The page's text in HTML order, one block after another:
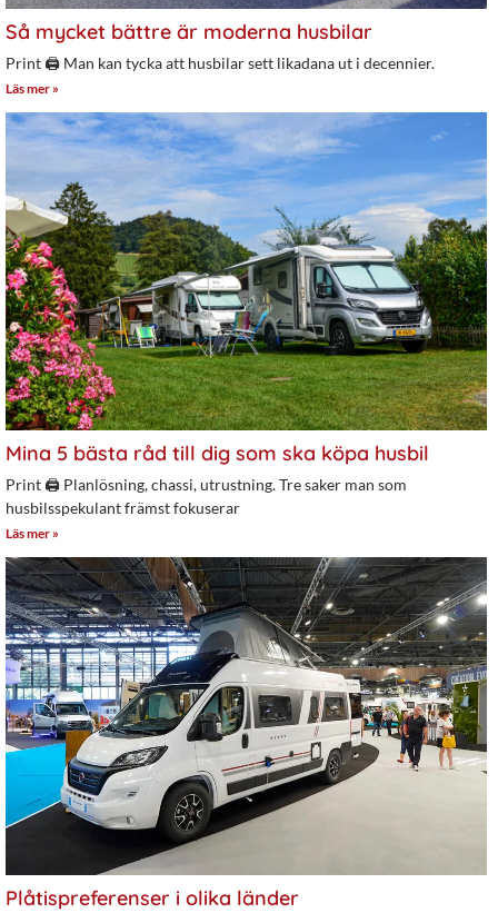
Så mycket bättre är moderna husbilar
Print 🖨 Man kan tycka att husbilar sett likadana ut i decennier.
Läs mer »
Mina 5 bästa råd till dig som ska köpa husbil
Print 🖨 Planlösning, chassi, utrustning. Tre saker man som
husbilsspekulant främst fokuserar
Läs mer »
Plåtispreferenser i olika länder